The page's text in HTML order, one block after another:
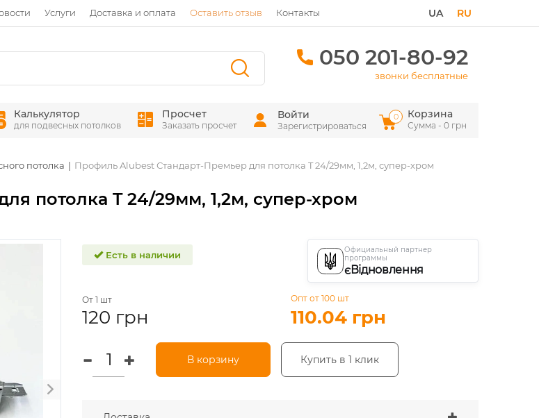
Услуги Доставка и оплата Оставить отзыв Контакты RU
UA
050 201-80-92
звонки бесплатные
Калькулятор
для подвесных потолков
Просчет
Заказать просчет
Войти
Зарегистрироваться
Корзина
Сумма - 0 грн
0
потолка Профиль Alubest Стандарт-Премьер для потолка T 24/29мм, 1,2м, супер-хром
потолка T 24/29мм, 1,2м, супер-хром
Есть в наличии
Официальный партнер
программы
єВідновлення
От 1 шт
120 грн
Опт от 100 шт
110.04 грн
В корзину Купить в 1 клик